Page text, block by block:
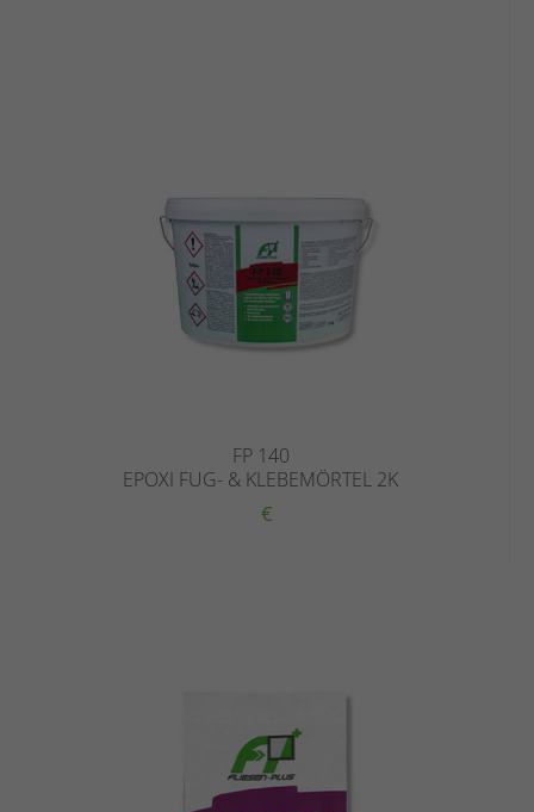
FP 140
EPOXI FUG- & KLEBEMÖRTEL 2K
€